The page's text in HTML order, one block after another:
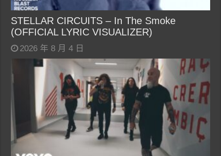
STELLAR CIRCUITS – In The Smoke
(OFFICIAL LYRIC VISUALIZER)
2026 年 8 月 4 日